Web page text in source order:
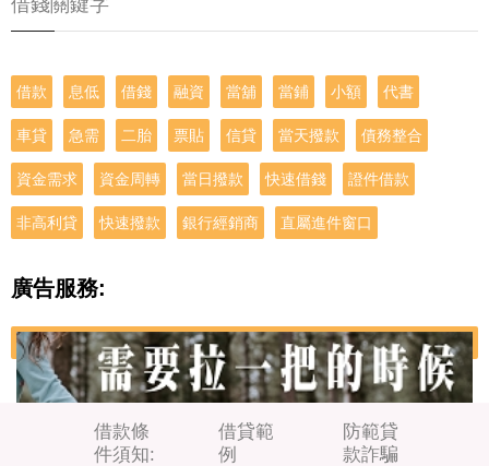
借錢關鍵字
借款 息低 借錢 融資 當舖 當鋪 小額 代書
車貸 急需 二胎 票貼 信貸 當天撥款 債務整合
資金需求 資金周轉 當日撥款 快速借錢 證件借款
非高利貸 快速撥款 銀行經銷商 直屬進件窗口
廣告服務:
借款條
件須知:
借貸範
例
防範貸
款詐騙